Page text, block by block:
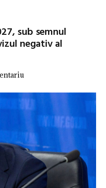
sub semnul
negativ al